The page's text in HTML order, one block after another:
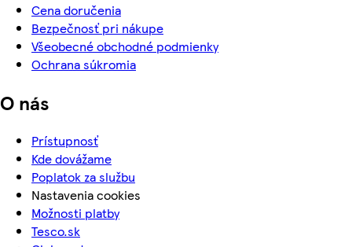
Cena doručenia
Bezpečnosť pri nákupe
Všeobecné obchodné podmienky
Ochrana súkromia
O nás
Prístupnosť
Kde dovážame
Poplatok za službu
Nastavenia cookies
Možnosti platby
Tesco.sk